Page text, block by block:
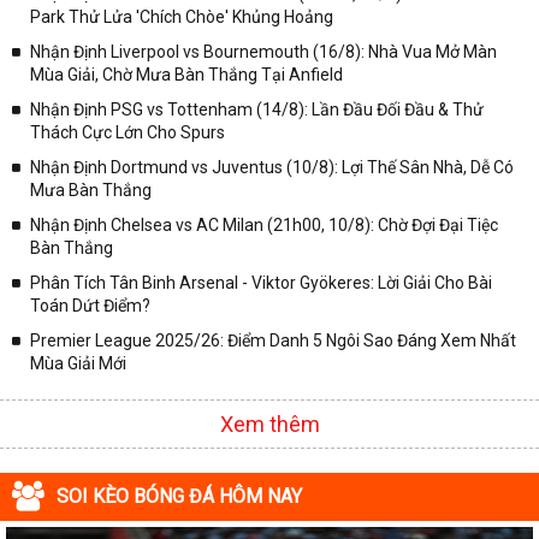
✓ Giải VĐQG Tây Ban Nha;
✓ VĐQG Đức;
✓ VĐQG Pháp;
✓ Liên Đoàn Anh;
✓ U23 Châu Á;
✓ Euro 2020;
✓ VLWC KV Châu Á;
✓ Các giải đấu bóng đá khác.
Vì vậy, đồng hành cùng với chuyên trang
sẽ không bỏ lỡ bất kỳ trận đấu bóng đá nào, đặc biệt là những trận
Park Thử Lửa 'Chích Chòe' Khủng Hoảng
Nhận Định Liverpool vs Bournemouth (16/8): Nhà Vua Mở Màn
Mùa Giải, Chờ Mưa Bàn Thắng Tại Anfield
Nhận Định PSG vs Tottenham (14/8): Lần Đầu Đối Đầu & Thử
Thách Cực Lớn Cho Spurs
Nhận Định Dortmund vs Juventus (10/8): Lợi Thế Sân Nhà, Dễ Có
Mưa Bàn Thắng
Nhận Định Chelsea vs AC Milan (21h00, 10/8): Chờ Đợi Đại Tiệc
Bàn Thắng
Phân Tích Tân Binh Arsenal - Viktor Gyökeres: Lời Giải Cho Bài
Toán Dứt Điểm?
Premier League 2025/26: Điểm Danh 5 Ngôi Sao Đáng Xem Nhất
Mùa Giải Mới
Xem thêm
SOI KÈO BÓNG ĐÁ HÔM NAY